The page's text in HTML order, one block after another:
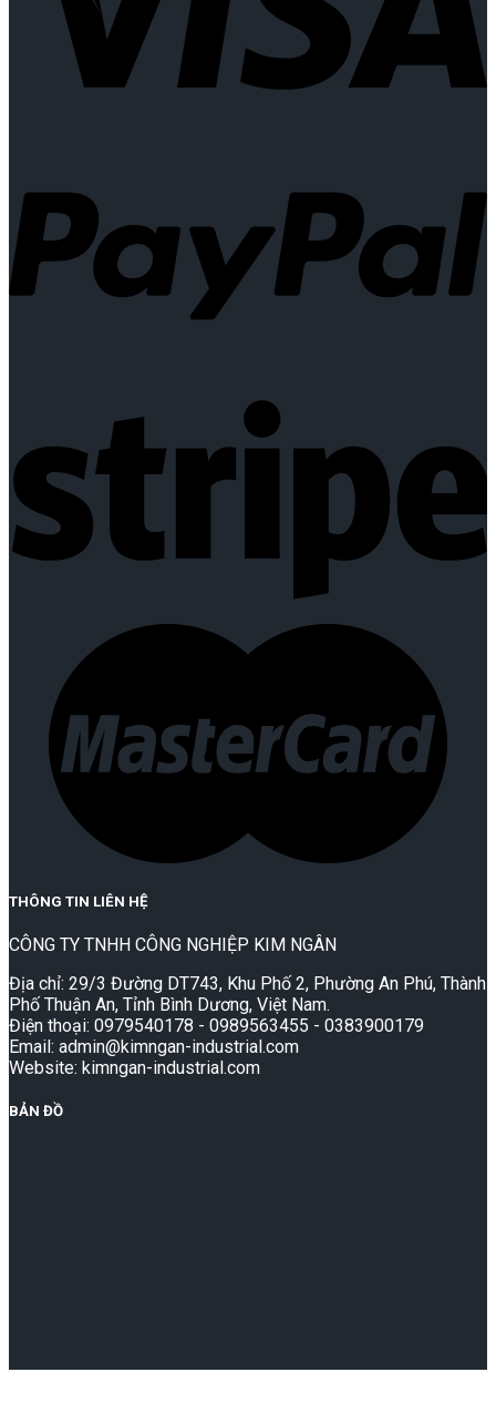
THÔNG TIN LIÊN HỆ
CÔNG TY TNHH CÔNG NGHIỆP KIM NGÂN
Địa chỉ: 29/3 Đường DT743, Khu Phố 2, Phường An Phú, Thành
Phố Thuận An, Tỉnh Bình Dương, Việt Nam.
Điện thoại: 0979540178 - 0989563455 - 0383900179
Email: admin@kimngan-industrial.com
Website: kimngan-industrial.com
BẢN ĐỒ